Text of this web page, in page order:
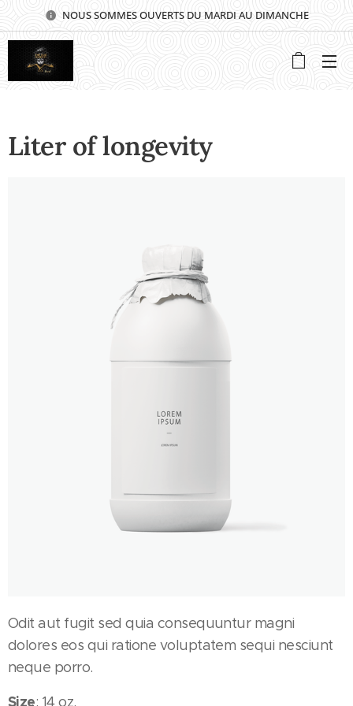
NOUS SOMMES OUVERTS DU MARDI AU DIMANCHE
Liter of longevity
Odit aut fugit sed quia consequuntur magni
dolores eos qui ratione voluptatem sequi nesciunt
neque porro.
Size: 14 oz.